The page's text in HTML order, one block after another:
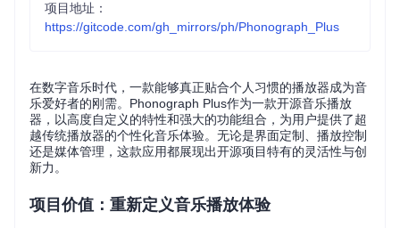
项目地址：
https://gitcode.com/gh_mirrors/ph/Phonograph_Plus
在数字音乐时代，一款能够真正贴合个人习惯的播放器成为音
乐爱好者的刚需。Phonograph Plus作为一款开源音乐播放
器，以高度自定义的特性和强大的功能组合，为用户提供了超
越传统播放器的个性化音乐体验。无论是界面定制、播放控制
还是媒体管理，这款应用都展现出开源项目特有的灵活性与创
新力。
项目价值：重新定义音乐播放体验